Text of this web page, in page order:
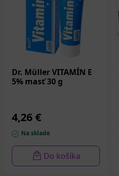
Dr. Müller VITAMÍN E
5% masť 30 g
4,26 €
Na sklade
Do košíka